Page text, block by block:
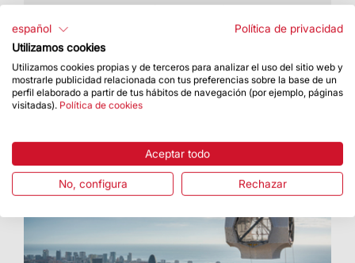
niños de seis a doce años
español
Política de privacidad
Utilizamos cookies
Utilizamos cookies propias y de terceros para analizar el uso del sitio web y
mostrarle publicidad relacionada con tus preferencias sobre la base de un
perfil elaborado a partir de tus hábitos de navegación (por ejemplo, páginas
visitadas). Política de cookies
Aceptar todo
No, configura Rechazar